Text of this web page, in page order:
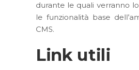
durante le quali verranno
le funzionalità base
CMS.
Link utili